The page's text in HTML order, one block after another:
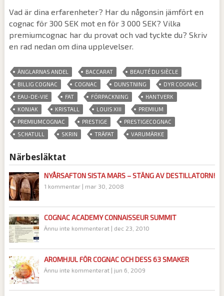
Vad är dina erfarenheter? Har du någonsin jämfört en
cognac för 300 SEK mot en för 3 000 SEK? Vilka
premiumcognac har du provat och vad tyckte du? Skriv
en rad nedan om dina upplevelser.
ÄNGLARNAS ANDEL BACCARAT BEAUTÉ DU SIÈCLE
BILLIG COGNAC COGNAC DUNSTNING DYR COGNAC
EAU-DE-VIE FAT FÖRPACKNING HANTVERK
KONJAK KRISTALL LOUIS XIII PREMIUM
PREMIUMCOGNAC PRESTIGE PRESTIGECOGNAC
SCHATULL SKRIN TRÄFAT VARUMÄRKE
Närbesläktat
NYÅRSAFTON SISTA MARS – STÄNG AV DESTILLATORN!
1 kommentar| mar 30, 2008
COGNAC ACADEMY CONNAISSEUR SUMMIT
Ännu inte kommenterat| dec 23, 2010
AROMHJUL FÖR COGNAC OCH DESS 63 SMAKER
Ännu inte kommenterat| jun 6, 2009